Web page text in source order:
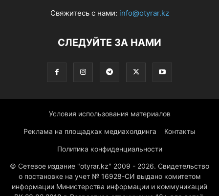
Свяжитесь с нами: info@otyrar.kz
СЛЕДУЙТЕ ЗА НАМИ
Условия использования материалов
Реклама на площадках медиахолдинга Контакты
Политика конфиденциальности
© Сетевое издание "otyrar.kz" 2009 - 2026. Свидетельство
о постановке на учет № 16928-СИ выдано комитетом
информации Министерства информации и коммуникаций